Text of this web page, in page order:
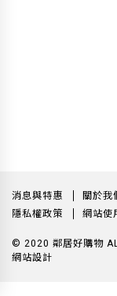
消息與特惠 關於我
隱私權政策
網站使
© 2020 鄰居好購物
網站設計